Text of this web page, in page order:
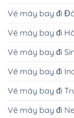
Vé máy bay đi
Vé máy bay đi
Vé máy bay đi
Vé máy bay đi
Vé máy bay đi
Vé máy bay đi